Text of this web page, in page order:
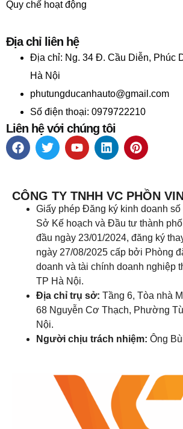
Quy chế hoạt động
Địa chỉ liên hệ
Địa chỉ: Ng. 34 Đ. Cầu Diễn, Phúc
Hà Nội
phutungducanhauto@gmail.com
Số điện thoại: 0979722210
Liên hệ với chúng tôi
CÔNG TY TNHH VC PHỒN
Giấy phép Đăng ký kinh doanh
Sở Kế hoạch và Đầu tư thành
đầu ngày 23/01/2024, đăng ký
ngày 27/08/2025 cấp bởi Phòng
doanh và tài chính doanh nghiệp
TP Hà Nội.
Địa chỉ trụ sở: Tầng 6, Tòa nhà
68 Nguyễn Cơ Thạch, Phường
Nội.
Người chịu trách nhiệm: Ông